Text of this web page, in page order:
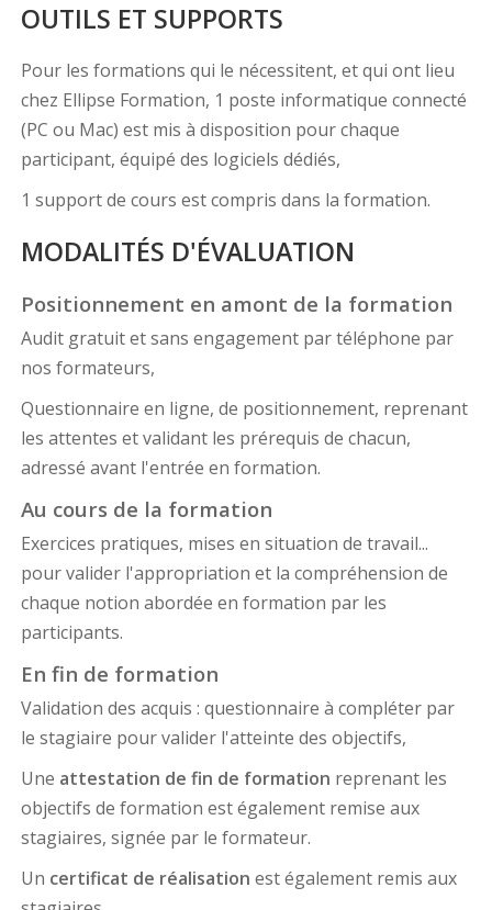
OUTILS ET SUPPORTS
Pour les formations qui le nécessitent, et qui ont lieu
chez Ellipse Formation, 1 poste informatique connecté
(PC ou Mac) est mis à disposition pour chaque
participant, équipé des logiciels dédiés,
1 support de cours est compris dans la formation.
MODALITÉS D'ÉVALUATION
Positionnement en amont de la formation
Audit gratuit et sans engagement par téléphone par
nos formateurs,
Questionnaire en ligne, de positionnement, reprenant
les attentes et validant les prérequis de chacun,
adressé avant l'entrée en formation.
Au cours de la formation
Exercices pratiques, mises en situation de travail...
pour valider l'appropriation et la compréhension de
chaque notion abordée en formation par les
participants.
En fin de formation
Validation des acquis : questionnaire à compléter par
le stagiaire pour valider l'atteinte des objectifs,
Une attestation de fin de formation reprenant les
objectifs de formation est également remise aux
stagiaires, signée par le formateur.
Un certificat de réalisation est également remis aux